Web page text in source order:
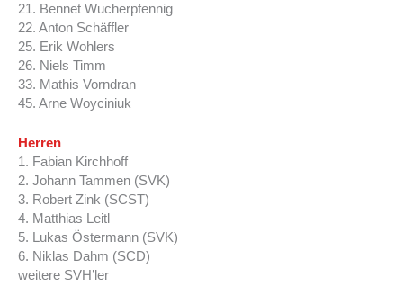
21. Bennet Wucherpfennig
22. Anton Schäffler
25. Erik Wohlers
26. Niels Timm
33. Mathis Vorndran
45. Arne Woyciniuk
Herren
1. Fabian Kirchhoff
2. Johann Tammen (SVK)
3. Robert Zink (SCST)
4. Matthias Leitl
5. Lukas Östermann (SVK)
6. Niklas Dahm (SCD)
weitere SVH’ler